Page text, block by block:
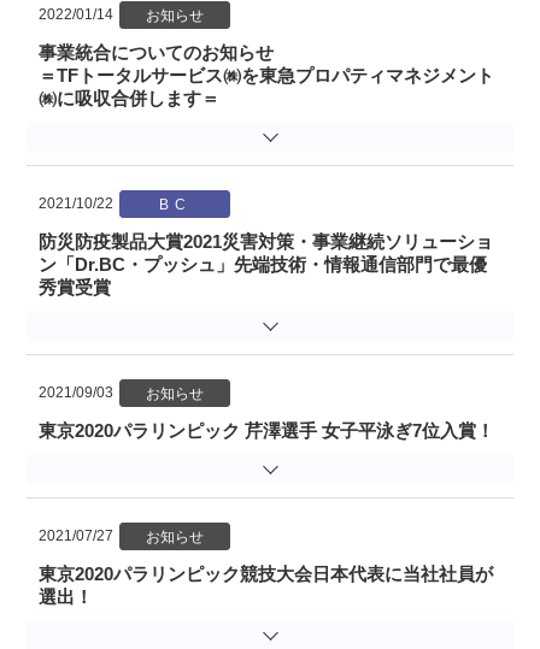
2022/01/14
事業統合についてのお知らせ
＝TFトータルサービス㈱を東急プロパティマネジメント
㈱に吸収合併します＝
2021/10/22
防災防疫製品大賞2021災害対策・事業継続ソリューショ
ン「Dr.BC・プッシュ」先端技術・情報通信部門で最優
秀賞受賞
2021/09/03
東京2020パラリンピック 芹澤選手 女子平泳ぎ7位入賞！
2021/07/27
東京2020パラリンピック競技大会日本代表に当社社員が
選出！